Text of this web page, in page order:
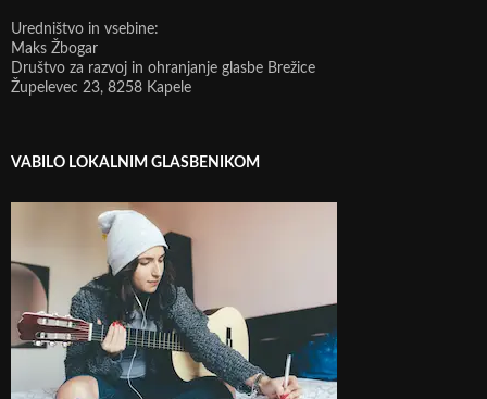
Uredništvo in vsebine:
Maks Žbogar
Društvo za razvoj in ohranjanje glasbe Brežice
Župelevec 23, 8258 Kapele
VABILO LOKALNIM GLASBENIKOM